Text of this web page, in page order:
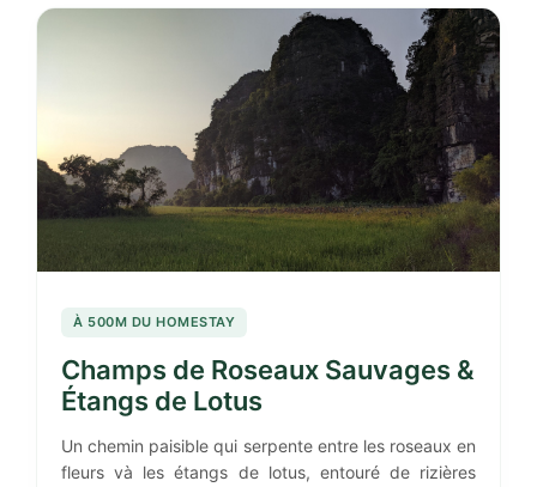
À 500M DU HOMESTAY
Champs de Roseaux Sauvages &
Étangs de Lotus
Un chemin paisible qui serpente entre les roseaux en
fleurs và les étangs de lotus, entouré de rizières